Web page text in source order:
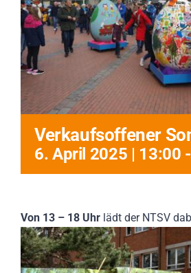
Verkaufsoffener
6. April 2025 | 13:00 -
Von 13 – 18 Uhr lädt der NTSV